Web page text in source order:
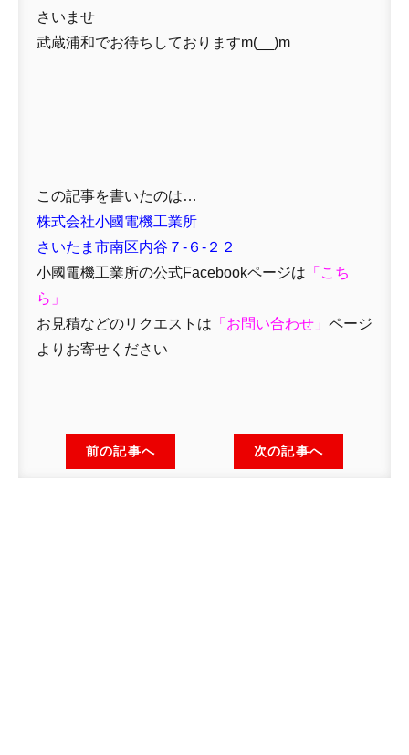
さいませ
武蔵浦和でお待ちしておりますm(__)m
この記事を書いたのは…
株式会社小國電機工業所
さいたま市南区内谷７-６-２２
小國電機工業所の公式Facebookページは 「 こち
ら」
お見積などのリクエストは 「 お問い合わせ 」 ページ
よりお寄せください
前の記事へ 次の記事へ